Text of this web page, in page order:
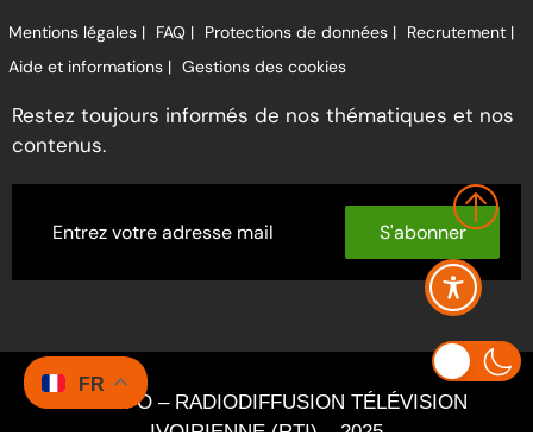
Mentions légales | FAQ | Protections de données | Recrutement |
Aide et informations | Gestions des cookies
Restez toujours informés de nos thématiques et nos
contenus.
S'abonner
RTI INFO – RADIODIFFUSION TÉLÉVISION
IVOIRIENNE (RTI) – 2025
FR